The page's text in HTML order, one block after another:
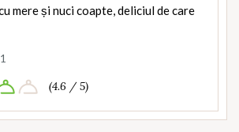
mere și nuci coapte, deliciul de care
(4.6 / 5)